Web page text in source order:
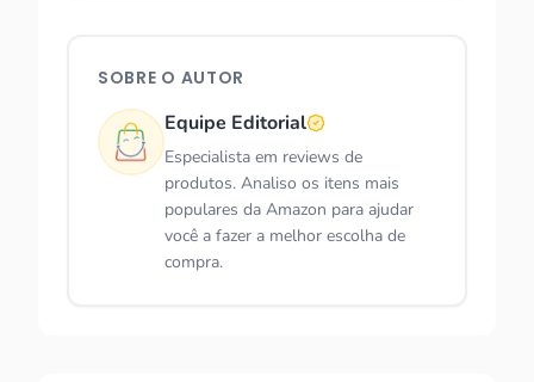
SOBRE O AUTOR
Equipe Editorial
Especialista em reviews de
produtos. Analiso os itens mais
populares da Amazon para ajudar
você a fazer a melhor escolha de
compra.